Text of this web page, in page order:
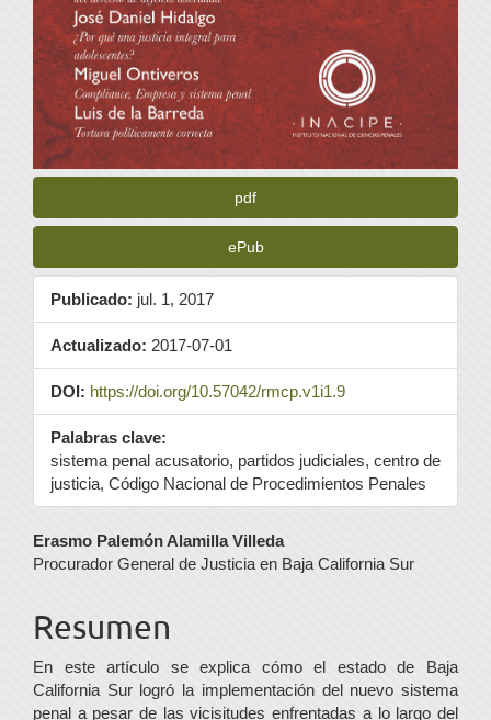
pdf
ePub
Publicado: jul. 1, 2017
Actualizado: 2017-07-01
DOI: https://doi.org/10.57042/rmcp.v1i1.9
Palabras clave:
sistema penal acusatorio, partidos judiciales, centro de
justicia, Código Nacional de Procedimientos Penales
Contenido
principal
del
artículo
Erasmo Palemón Alamilla Villeda
Procurador General de Justicia en Baja California Sur
Resumen
En este artículo se explica cómo el estado de Baja
California Sur logró la implementación del nuevo sistema
penal a pesar de las vicisitudes enfrentadas a lo largo del